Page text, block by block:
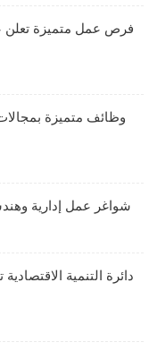
فرص عمل متميزة تعلن
وظائف متميزة
شواغر عمل إدارية
دائرة التنمية